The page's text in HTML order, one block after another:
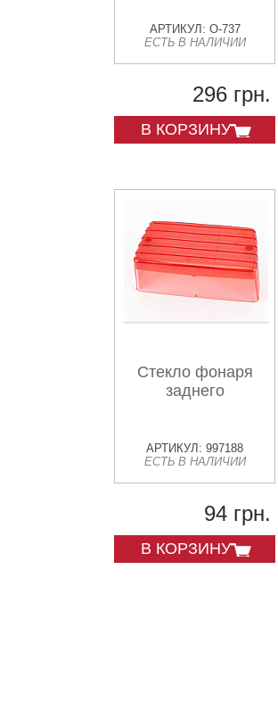
АРТИКУЛ: O-737
ЕСТЬ В НАЛИЧИИ
296 грн.
В КОРЗИНУ
Стекло фонаря
заднего
АРТИКУЛ: 997188
ЕСТЬ В НАЛИЧИИ
94 грн.
В КОРЗИНУ